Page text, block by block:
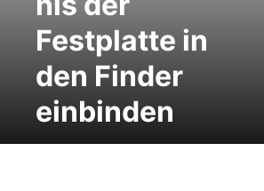
Festplatte in
den Finder
einbinden